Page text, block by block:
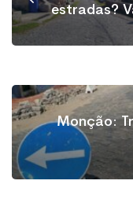
estradas?
Monção: